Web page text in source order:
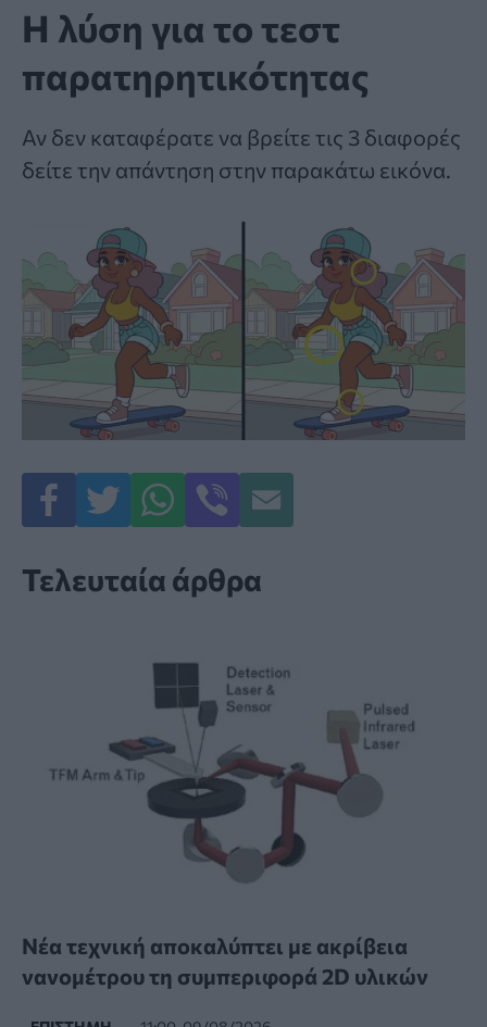
Η λύση για το τεστ
παρατηρητικότητας
Αν δεν καταφέρατε να βρείτε τις 3 διαφορές
δείτε την απάντηση στην παρακάτω εικόνα.
Τελευταία άρθρα
Νέα τεχνική αποκαλύπτει με ακρίβεια
νανομέτρου τη συμπεριφορά 2D υλικών